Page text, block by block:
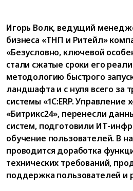
Игорь Волк, ведущий
бизнеса «ТНП и Ритейл»
«Безусловно, ключевой
стали сжатые сроки его
методологию быстрого
ландшафта и с нуля всего за
системы «1С:ERP. Управление
«Битрикс24», перенесли
систем, подготовили ИТ-
обучение пользователей. В
проводится доработка
технических требований,
поддержка пользователей и